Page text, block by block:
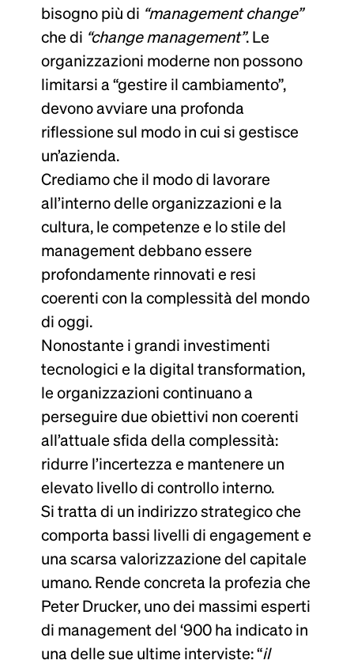
bisogno più di “management change”
che di “change management”. Le
organizzazioni moderne non possono
limitarsi a “gestire il cambiamento”,
devono avviare una profonda
riflessione sul modo in cui si gestisce
un’azienda.
Crediamo che il modo di lavorare
all’interno delle organizzazioni e la
cultura, le competenze e lo stile del
management debbano essere
profondamente rinnovati e resi
coerenti con la complessità del mondo
di oggi.
Nonostante i grandi investimenti
tecnologici e la digital transformation,
le organizzazioni continuano a
perseguire due obiettivi non coerenti
all’attuale sfida della complessità:
ridurre l’incertezza e mantenere un
elevato livello di controllo interno.
Si tratta di un indirizzo strategico che
comporta bassi livelli di engagement e
una scarsa valorizzazione del capitale
umano. Rende concreta la profezia che
Peter Drucker, uno dei massimi esperti
di management del ‘900 ha indicato in
una delle sue ultime interviste: “il